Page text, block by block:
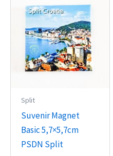
Split
Suvenir Magnet
Basic 5,7×5,7cm
PSDN Split